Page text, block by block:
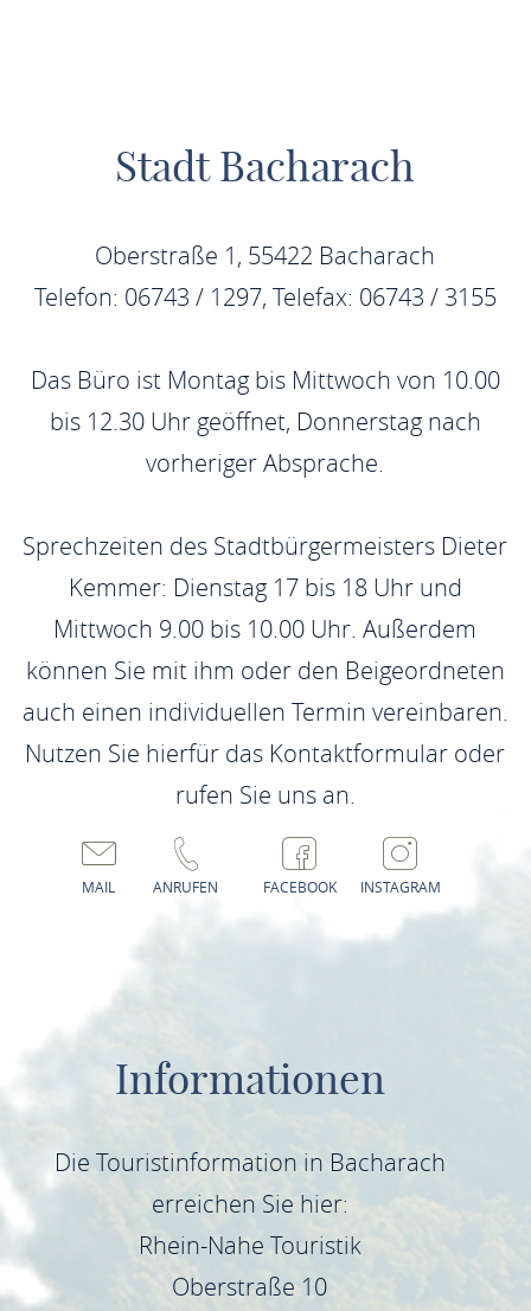
Stadt Bacharach
Oberstraße 1, 55422 Bacharach
Telefon: 06743 / 1297, Telefax: 06743 / 3155
Das Büro ist Montag bis Mittwoch von 10.00
bis 12.30 Uhr geöffnet, Donnerstag nach
vorheriger Absprache.
Sprechzeiten des Stadtbürgermeisters Dieter
Kemmer: Dienstag 17 bis 18 Uhr und
Mittwoch 9.00 bis 10.00 Uhr. Außerdem
können Sie mit ihm oder den Beigeordneten
auch einen individuellen Termin vereinbaren.
Nutzen Sie hierfür das Kontaktformular oder
rufen Sie uns an.
MAIL ANRUFEN FACEBOOK INSTAGRAM
Informationen
Die Touristinformation in Bacharach
erreichen Sie hier:
Rhein-Nahe Touristik
Oberstraße 10